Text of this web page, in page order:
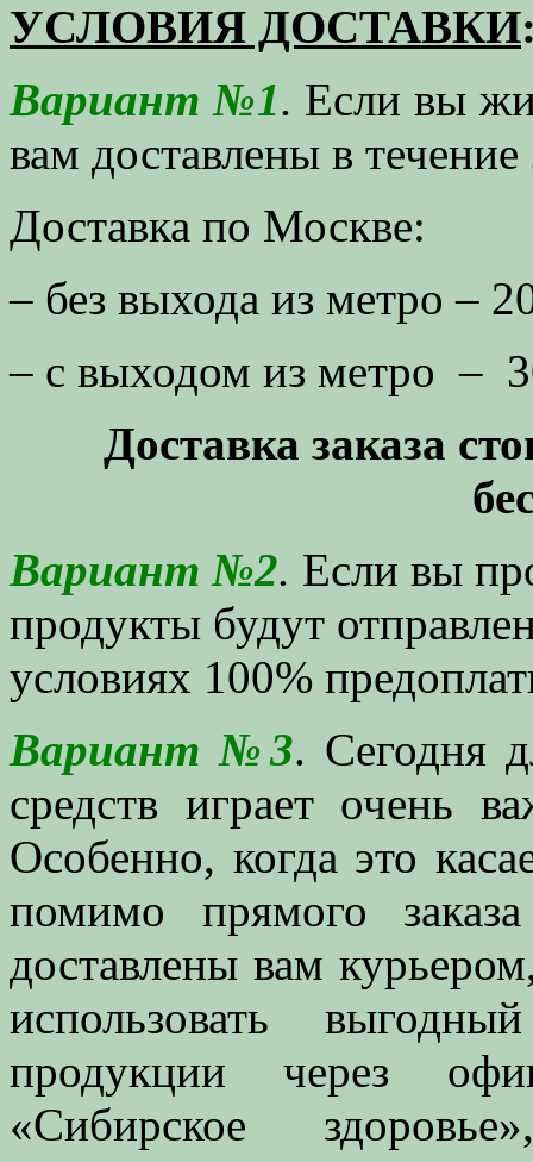
УСЛОВИЯ ДОСТАВКИ
Вариант №1. Если вы
вам доставлены в
Доставка по Москве:
– без выхода из метро –
– с выходом из метро –
Доставка заказа
Вариант №2. Если вы
продукты будут
условиях 100%
Вариант №3. Сегодня
средств играет очень
Особенно, когда это
помимо прямого
доставлены вам
использовать
продукции через
«Сибирское